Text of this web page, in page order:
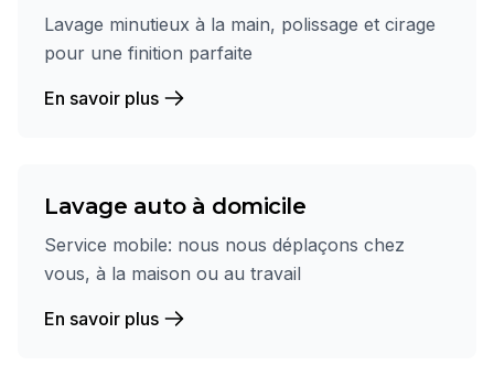
Lavage minutieux à la main, polissage et cirage
pour une finition parfaite
En savoir plus
Lavage auto à domicile
Service mobile: nous nous déplaçons chez
vous, à la maison ou au travail
En savoir plus